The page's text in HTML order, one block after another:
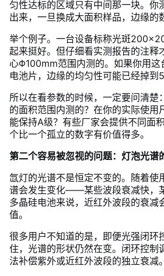
匀性达标的区域只有中间那一块。你
出来，一旦换成大面积样品，边缘的
举个例子。一台设备标称光斑
起来挺好。但仔细看实测报告的注释
心Φ100mm范围内测的。如果你用这
电池片，边缘的均匀性可能已经掉到
所以在看参数的时候，一定要问清楚
的面积范围内测的？在你的实际使用
能保持A级？有些厂家会提供不同面
个比一个孤立的数字有价值得多。
第二个容易被忽视的问题：灯泡光谱
氙灯的光谱不是恒定不变的。随着使
谱会发生变化——某些波段衰减快，
多晶硅电池来说，近红外波段的衰减
值。
很多用户不知道的是，即便光强闭环
住，光谱的形状仍然在变。闭环控制
法补偿紫外或近红外波段的独立衰减。